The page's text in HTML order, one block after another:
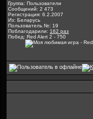
Группа: Пользователи
Сообщений: 2 473
Регистрация: 6.2.2007
Из: Беларусь
Пользователь №: 19
Поблагодарили: 162 раз
Побед: Red Alert 2 - 750